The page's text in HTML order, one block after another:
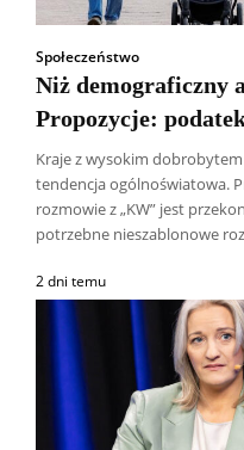
Społeczeństwo
Niż demograficzny
Propozycje:
Kraje z wysokim
tendencja ogólnoświatowa.
rozmowie z „KW” jest
potrzebne nieszablonowe
2 dni temu